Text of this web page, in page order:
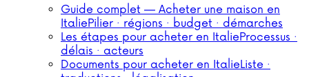
Guide complet — Acheter une maison en
ItaliePilier · régions · budget · démarches
Les étapes pour acheter en ItalieProcessus ·
délais · acteurs
Documents pour acheter en ItalieListe ·